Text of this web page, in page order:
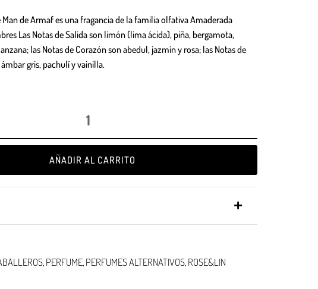
Man de Armafes una fragancia de la familia olfativa Amaderada
Las Notas de Salida son limón (lima ácida), piña, bergamota,
las Notas de Corazón son abedul, jazmín y rosa; las Notas de
gris, pachulí y vainilla.
AÑADIR AL CARRITO
, PERFUME, PERFUMES ALTERNATIVOS, ROSE&LIN
!Gana GiftPoints por diferentes acciones y
convierte esos GiftPoints en increíbles
recompensas!